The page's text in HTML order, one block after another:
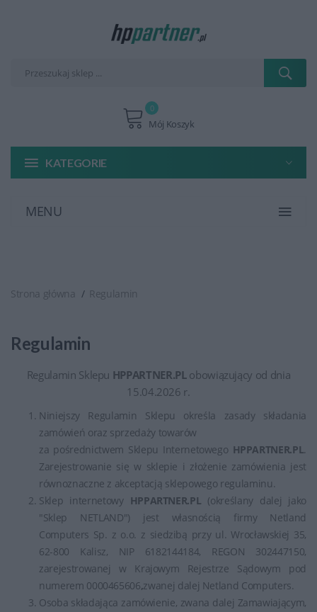
Mój Koszyk
0
KATEGORIE
MENU
Strona główna Regulamin
Regulamin
Regulamin Sklepu HPPARTNER.PLobowiązujący od dnia
15.04.2026 r.
Niniejszy Regulamin Sklepu określa zasady składania
zamówień oraz sprzedaży towarów
za pośrednictwem Sklepu Internetowego HPPARTNER.PL.
Zarejestrowanie się w sklepie i złożenie zamówienia jest
równoznaczne z akceptacją sklepowego regulaminu.
Sklep internetowy HPPARTNER.PL (określany dalej jako
"Sklep NETLAND") jest własnością firmy Netland
Computers Sp. z o.o. z siedzibą przy ul. Wrocławskiej 35,
62-800 Kalisz, NIP 6182144184, REGON 302447150,
zarejestrowanej w Krajowym Rejestrze Sądowym pod
numerem 0000465606,zwanej dalej Netland Computers.
Osoba składająca zamówienie, zwana dalej Zamawiającym,